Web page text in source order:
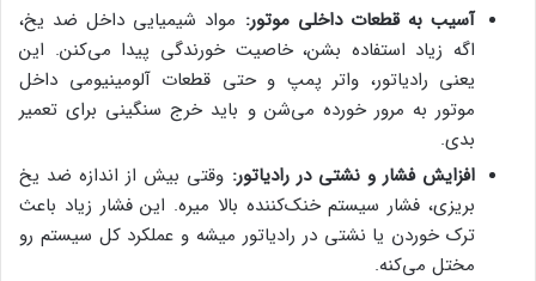
آسیب به قطعات داخلی موتور: مواد شیمیایی داخل ضد یخ،
اگه زیاد استفاده بشن، خاصیت خورندگی پیدا می‌کنن. این
یعنی رادیاتور، واتر پمپ و حتی قطعات آلومینیومی داخل
موتور به مرور خورده می‌شن و باید خرج سنگینی برای تعمیر
بدی.
افزایش فشار و نشتی در رادیاتور: وقتی بیش از اندازه ضد یخ
بریزی، فشار سیستم خنک‌کننده بالا میره. این فشار زیاد باعث
ترک خوردن یا نشتی در رادیاتور میشه و عملکرد کل سیستم رو
مختل می‌کنه.